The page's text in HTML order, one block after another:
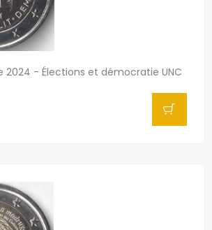
2024 - Élections et démocratie UNC